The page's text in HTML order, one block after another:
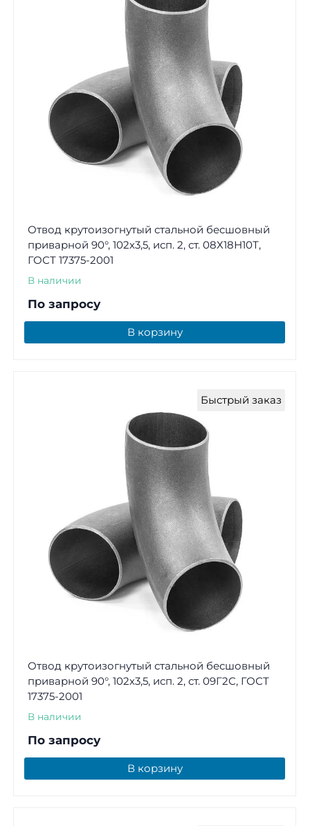
Отвод крутоизогнутый стальной бесшовный
приварной 90°, 102х3,5, исп. 2, ст. 08Х18Н10Т,
ГОСТ 17375-2001
В наличии
По запросу
В корзину
Быстрый заказ
Отвод крутоизогнутый стальной бесшовный
приварной 90°, 102х3,5, исп. 2, ст. 09Г2С, ГОСТ
17375-2001
В наличии
По запросу
В корзину